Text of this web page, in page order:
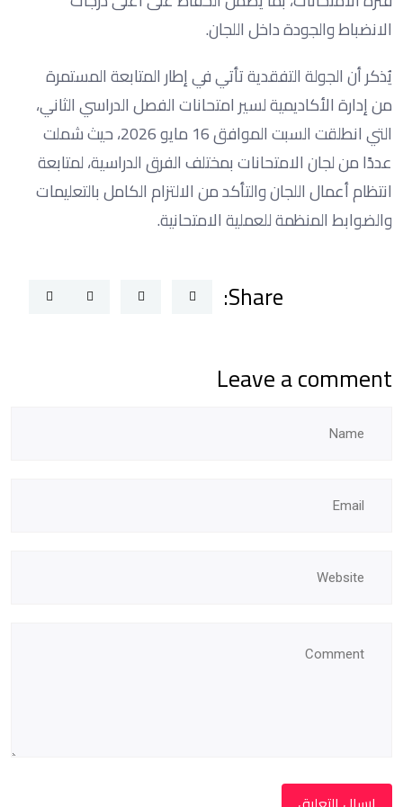
الانضباط والجودة داخل اللجان.
يُذكر أن الجولة التفقدية تأتي في إطار المتابعة المستمرة
من إدارة الأكاديمية لسير امتحانات الفصل الدراسي الثاني،
التي انطلقت السبت الموافق 16 مايو 2026، حيث شملت
عددًا من لجان الامتحانات بمختلف الفرق الدراسية، لمتابعة
انتظام أعمال اللجان والتأكد من الالتزام الكامل بالتعليمات
والضوابط المنظمة للعملية الامتحانية.
Share:
Leave a comment